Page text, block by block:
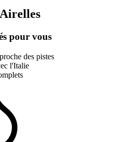
pour vous
des pistes
l'Italie